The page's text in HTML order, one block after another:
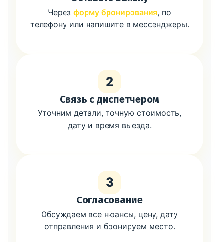
Через форму бронирования, по
телефону или напишите в мессенджеры.
2
Связь с диспетчером
Уточним детали, точную стоимость,
дату и время выезда.
3
Согласование
Обсуждаем все нюансы, цену, дату
отправления и бронируем место.